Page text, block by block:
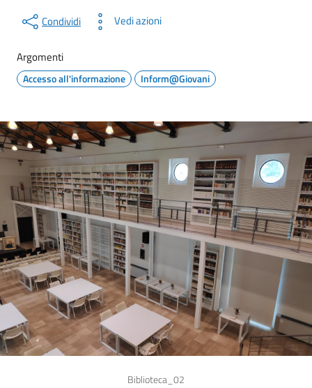
Condividi Vedi azioni
Argomenti
Accesso all'informazione Inform@Giovani
Biblioteca_02